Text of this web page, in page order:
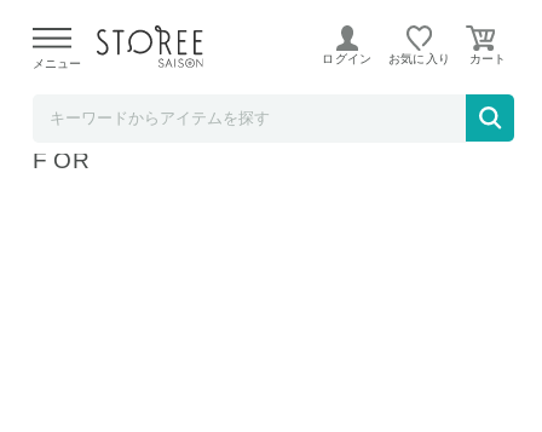
よる配送遅延が発生しております。
メニュー ログイン お気に入り
掃除機 ダイソン Dyson Micro Origin SV33 F
F OR